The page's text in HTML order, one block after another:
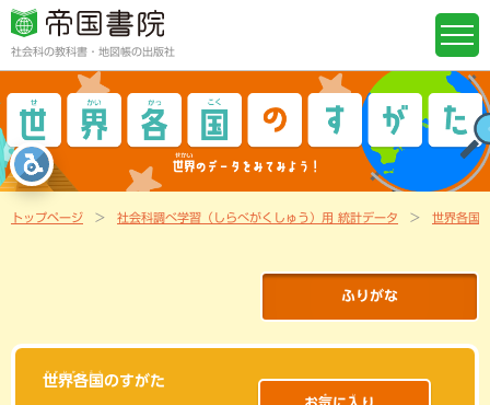
社会科の教科書・地図帳の出版社
トップページ 社会科調べ学習（しらべがくしゅう）用 統計データ 世界各国
ふりがな
世界各国 のすがた